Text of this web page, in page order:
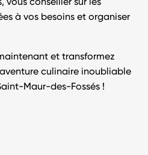
vous conseiller sur les
à vos besoins et organiser
et transformez
aventure culinaire inoubliable
Maur-des-Fossés !